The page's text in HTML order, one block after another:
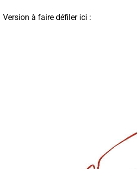
Version à faire défiler ici :